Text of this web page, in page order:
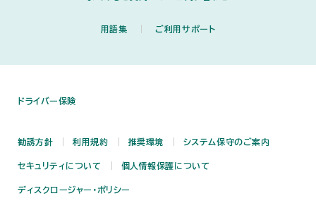
用語集 ご利用サポート
ドライバー保険
勧誘方針 利用規約 推奨環境 システム保守のご案内
セキュリティについて 個人情報保護について
ディスクロージャー・ポリシー